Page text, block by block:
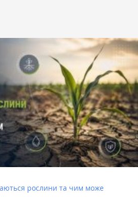
рослини та чим може